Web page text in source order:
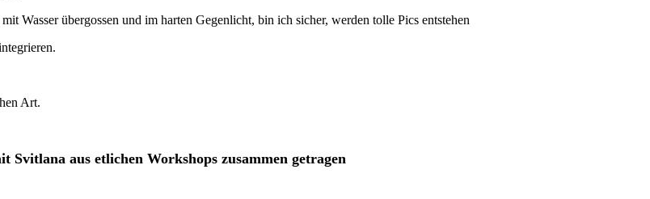
Wasser übergossen und im harten Gegenlicht, bin ich sicher, werden tolle Pics entstehen
Art.
Svitlana aus etlichen Workshops zusammen getragen